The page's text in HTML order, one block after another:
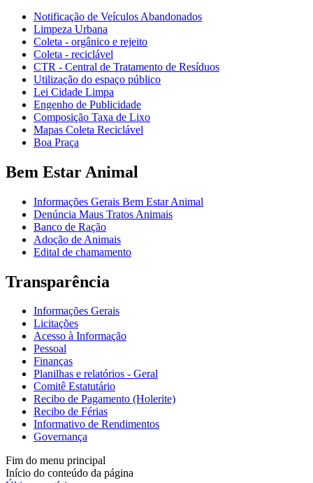
Notificação de Veículos Abandonados
Limpeza Urbana
Coleta - orgânico e rejeito
Coleta - reciclável
CTR - Central de Tratamento de Resíduos
Utilização do espaço público
Lei Cidade Limpa
Engenho de Publicidade
Composição Taxa de Lixo
Mapas Coleta Reciclável
Boa Praça
Bem Estar Animal
Informações Gerais Bem Estar Animal
Denúncia Maus Tratos Animais
Banco de Ração
Adoção de Animais
Edital de chamamento
Transparência
Informações Gerais
Licitações
Acesso à Informação
Pessoal
Finanças
Planilhas e relatórios - Geral
Comitê Estatutário
Recibo de Pagamento (Holerite)
Recibo de Férias
Informativo de Rendimentos
Governança
Fim do menu principal
Início do conteúdo da página